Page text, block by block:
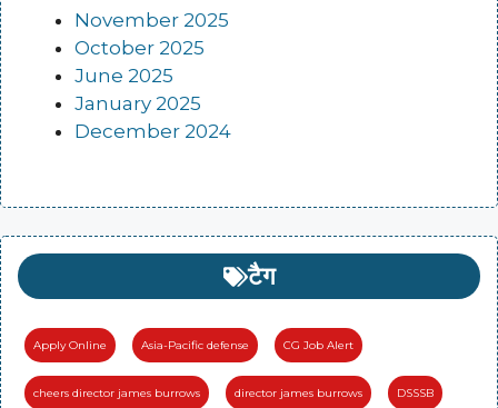
November 2025
October 2025
June 2025
January 2025
December 2024
टैग
Apply Online Asia-Pacific defense CG Job Alert
cheers director james burrows director james burrows DSSSB